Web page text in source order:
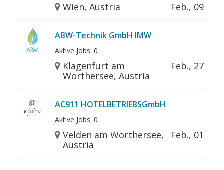
Wien, Austria Feb., 09
ABW-Technik GmbH IMW
Aktive Jobs: 0
Klagenfurt am
Wörthersee, Austria
Feb., 27
AC911 HOTELBETRIEBSGmbH
Aktive Jobs: 0
Velden am Wörthersee,
Austria
Feb., 01